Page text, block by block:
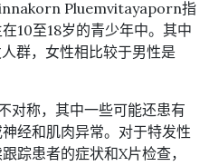
Pluemvitayaporn指
10至18岁的青少年中。其中
群，女性相比较于男性是
对称，其中一些可能还患有
经和肌肉异常。对于特发性
踪患者的症状和X片检查，